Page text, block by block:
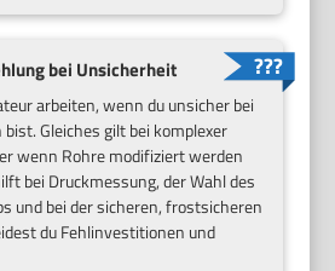
bei Unsicherheit
arbeiten, wenn du unsicher bei
Gleiches gilt bei komplexer
wenn Rohre modifiziert werden
bei Druckmessung, der Wahl des
und bei der sicheren, frostsicheren
du Fehlinvestitionen und